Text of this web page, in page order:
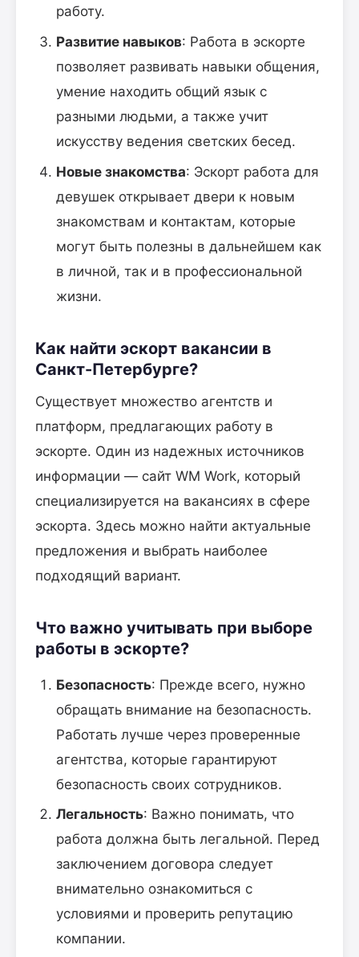
работу.
Развитие навыков: Работа в эскорте
позволяет развивать навыки общения,
умение находить общий язык с
разными людьми, а также учит
искусству ведения светских бесед.
Новые знакомства: Эскорт работа для
девушек открывает двери к новым
знакомствам и контактам, которые
могут быть полезны в дальнейшем как
в личной, так и в профессиональной
жизни.
Как найти эскорт вакансии в
Санкт-Петербурге?
Существует множество агентств и
платформ, предлагающих работу в
эскорте. Один из надежных источников
информации — сайт WM Work, который
специализируется на вакансиях в сфере
эскорта. Здесь можно найти актуальные
предложения и выбрать наиболее
подходящий вариант.
Что важно учитывать при выборе
работы в эскорте?
Безопасность: Прежде всего, нужно
обращать внимание на безопасность.
Работать лучше через проверенные
агентства, которые гарантируют
безопасность своих сотрудников.
Легальность: Важно понимать, что
работа должна быть легальной. Перед
заключением договора следует
внимательно ознакомиться с
условиями и проверить репутацию
компании.